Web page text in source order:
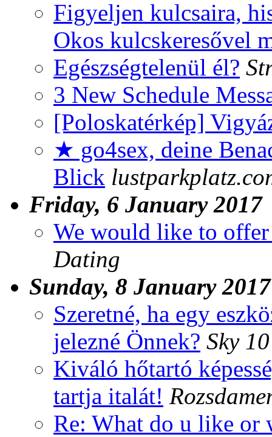
Figyeljen kulcsaira,
Okos kulcskeresővel
Egészségtelenül él?
3 New Schedule
[Poloskatérkép]
★ go4sex, deine
Blick
Friday, 6 January 2017
We would like to
Dating
Sunday, 8 January 2017
Szeretné, ha egy
jelezné Önnek? Sky
Kiváló hőtartó
tartja italát!
Re: What do u like or